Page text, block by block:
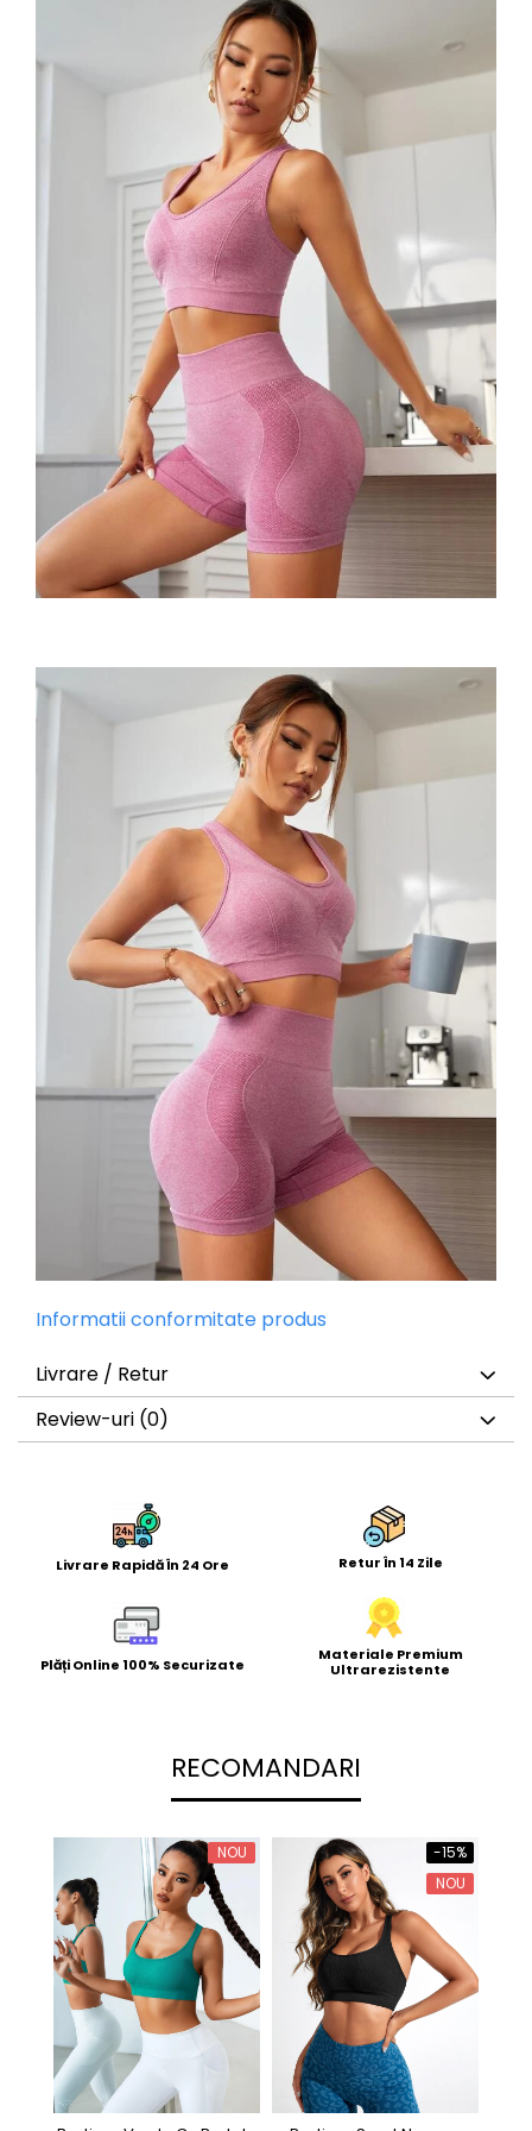
Informatii conformitate produs
Livrare / Retur
Review-uri (0)
Livrare Rapidă În 24 Ore Retur În 14 Zile
Plăți Online 100% Securizate
Materiale Premium
Ultrarezistente
RECOMANDARI
NOU
-15%
NOU